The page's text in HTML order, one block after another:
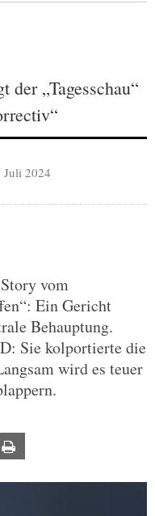
der „Tagesschau“
Juli 2024
vom
Ein Gericht
Behauptung.
Sie kolportierte die
wird es teuer